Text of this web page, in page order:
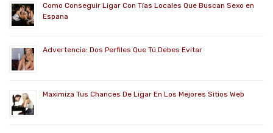
Como Conseguir Ligar Con Tías Locales Que Buscan Sexo en
Espana
Advertencia: Dos Perfiles Que Tú Debes Evitar
Maximiza Tus Chances De Ligar En Los Mejores Sitios Web